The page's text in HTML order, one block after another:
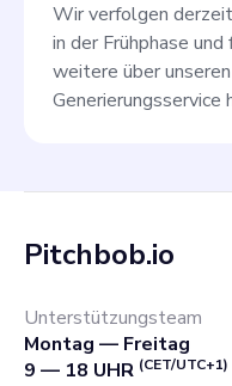
Wir verfolgen
in der Frühphase
weitere über
Generierungsservice
Pitchbob.io
Unterstützungsteam
Montag — Freitag
9 — 18 UHR (CET/UTC+1)